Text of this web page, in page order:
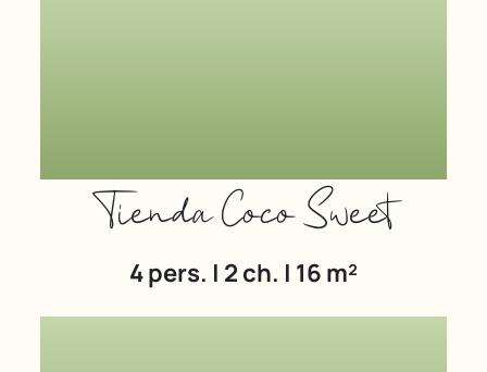
Tienda Coco Sweet
4 pers. | 2 ch. | 16 m²